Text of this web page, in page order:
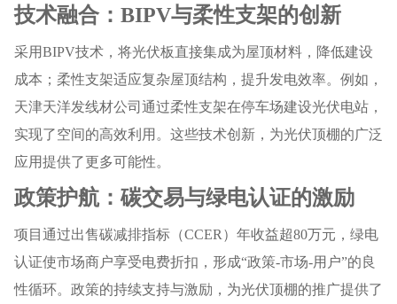
技术融合：BIPV与柔性支架的创新
采用BIPV技术，将光伏板直接集成为屋顶材料，降低建设
成本；柔性支架适应复杂屋顶结构，提升发电效率。例如，
天津天洋发线材公司通过柔性支架在停车场建设光伏电站，
实现了空间的高效利用。这些技术创新，为光伏顶棚的广泛
应用提供了更多可能性。
政策护航：碳交易与绿电认证的激励
项目通过出售碳减排指标（CCER）年收益超80万元，绿电
认证使市场商户享受电费折扣，形成“政策-市场-用户”的良
性循环。政策的持续支持与激励，为光伏顶棚的推广提供了